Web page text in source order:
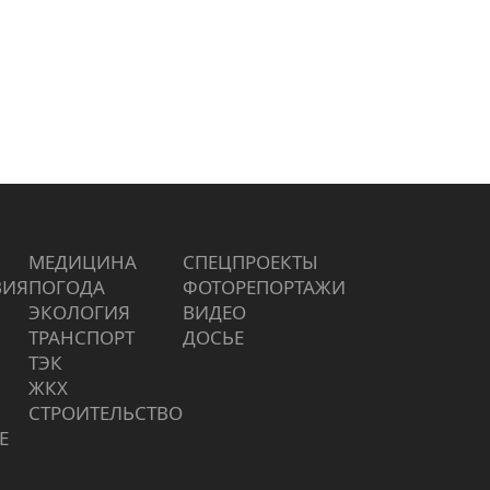
МЕДИЦИНА
ПОГОДА
ЭКОЛОГИЯ
ТРАНСПОРТ
ТЭК
ЖКХ
СТРОИТЕЛЬСТВО
СПЕЦПРОЕКТЫ
ФОТОРЕПОРТАЖИ
ВИДЕО
ДОСЬЕ